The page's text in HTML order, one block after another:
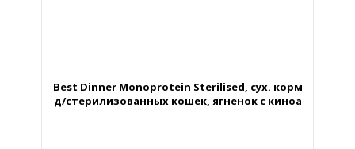
Best Dinner Monoprotein Sterilised, сух. корм
д/стерилизованных кошек, ягненок с киноа